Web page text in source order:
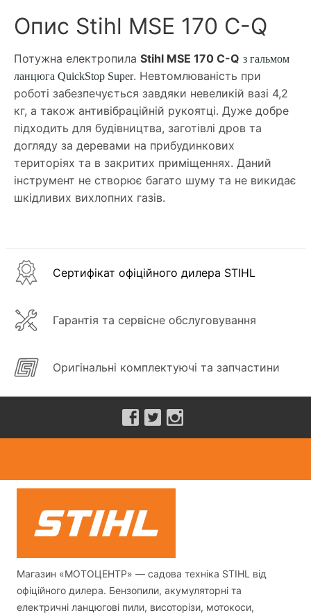
Опис Stihl MSE 170 C-Q
Потужна електропила Stihl MSE 170 C-Q з гальмом
ланцюга QuickStop Super. Невтомлюваність при
роботі забезпечується завдяки невеликій вазі 4,2
кг, а також антивібраційній рукоятці. Дуже добре
підходить для будівництва, заготівлі дров та
догляду за деревами на прибудинкових
територіях та в закритих приміщеннях. Даний
інструмент не створює багато шуму та не викидає
шкідливих вихлопних газів.
Сертифікат офіційного дилера STIHL
Гарантія та сервісне обслуговування
Оригінальні комплектуючі та запчастини
Магазин «МОТОЦЕНТР» — садова техніка STIHL від
офіційного дилера. Бензопили, акумуляторні та
електричні ланцюгові пили, висоторізи, мотокоси,